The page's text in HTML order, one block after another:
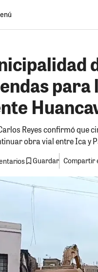
para
Reyes confirmó que
obra vial entre Ica y
Guardar Compartir